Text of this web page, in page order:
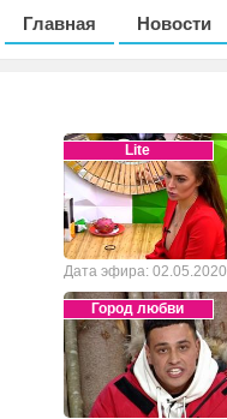
Главная Новости
Lite
Дата эфира: 02.05.2020
Город любви